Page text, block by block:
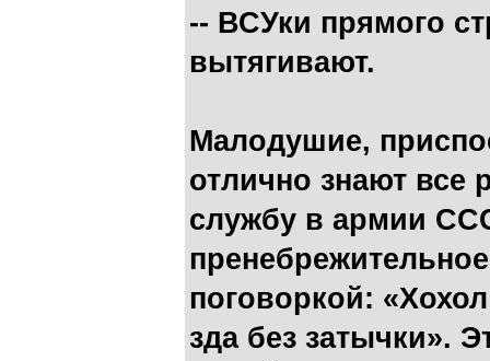
-- ВСУки прямого
вытягивают.
Малодушие,
отлично знают все
службу в армии
поговоркой:
зда без затычки».